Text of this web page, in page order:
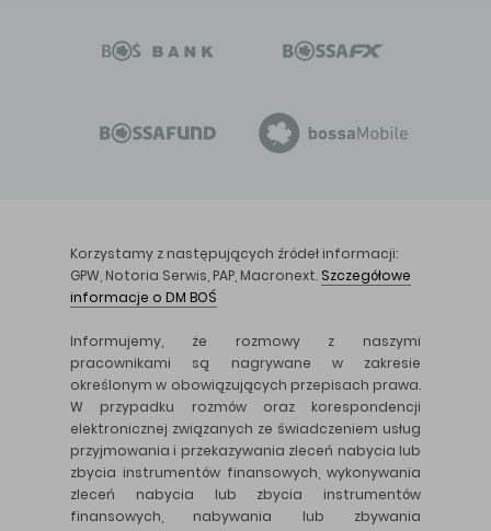
Korzystamy z następujących źródeł informacji:
GPW, Notoria Serwis, PAP, Macronext. Szczegółowe
informacje o DM BOŚ
Informujemy, że rozmowy z naszymi
pracownikami są nagrywane w zakresie
określonym w obowiązujących przepisach prawa.
W przypadku rozmów oraz korespondencji
elektronicznej związanych ze świadczeniem usług
przyjmowania i przekazywania zleceń nabycia lub
zbycia instrumentów finansowych, wykonywania
zleceń nabycia lub zbycia instrumentów
finansowych, nabywania lub zbywania